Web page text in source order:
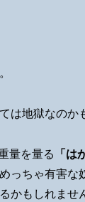
は地獄なのか
量を量る 「は
ちゃ有害な
かもしれませ